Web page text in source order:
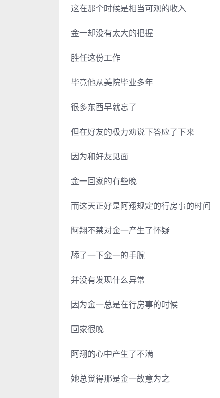
这在那个时候是相当可观的收入
金一却没有太大的把握
胜任这份工作
毕竟他从美院毕业多年
很多东西早就忘了
但在好友的极力劝说下答应了下来
因为和好友见面
金一回家的有些晚
而这天正好是阿翔规定的行房事的时间
阿翔不禁对金一产生了怀疑
舔了一下金一的手腕
并没有发现什么异常
因为金一总是在行房事的时候
回家很晚
阿翔的心中产生了不满
她总觉得那是金一故意为之